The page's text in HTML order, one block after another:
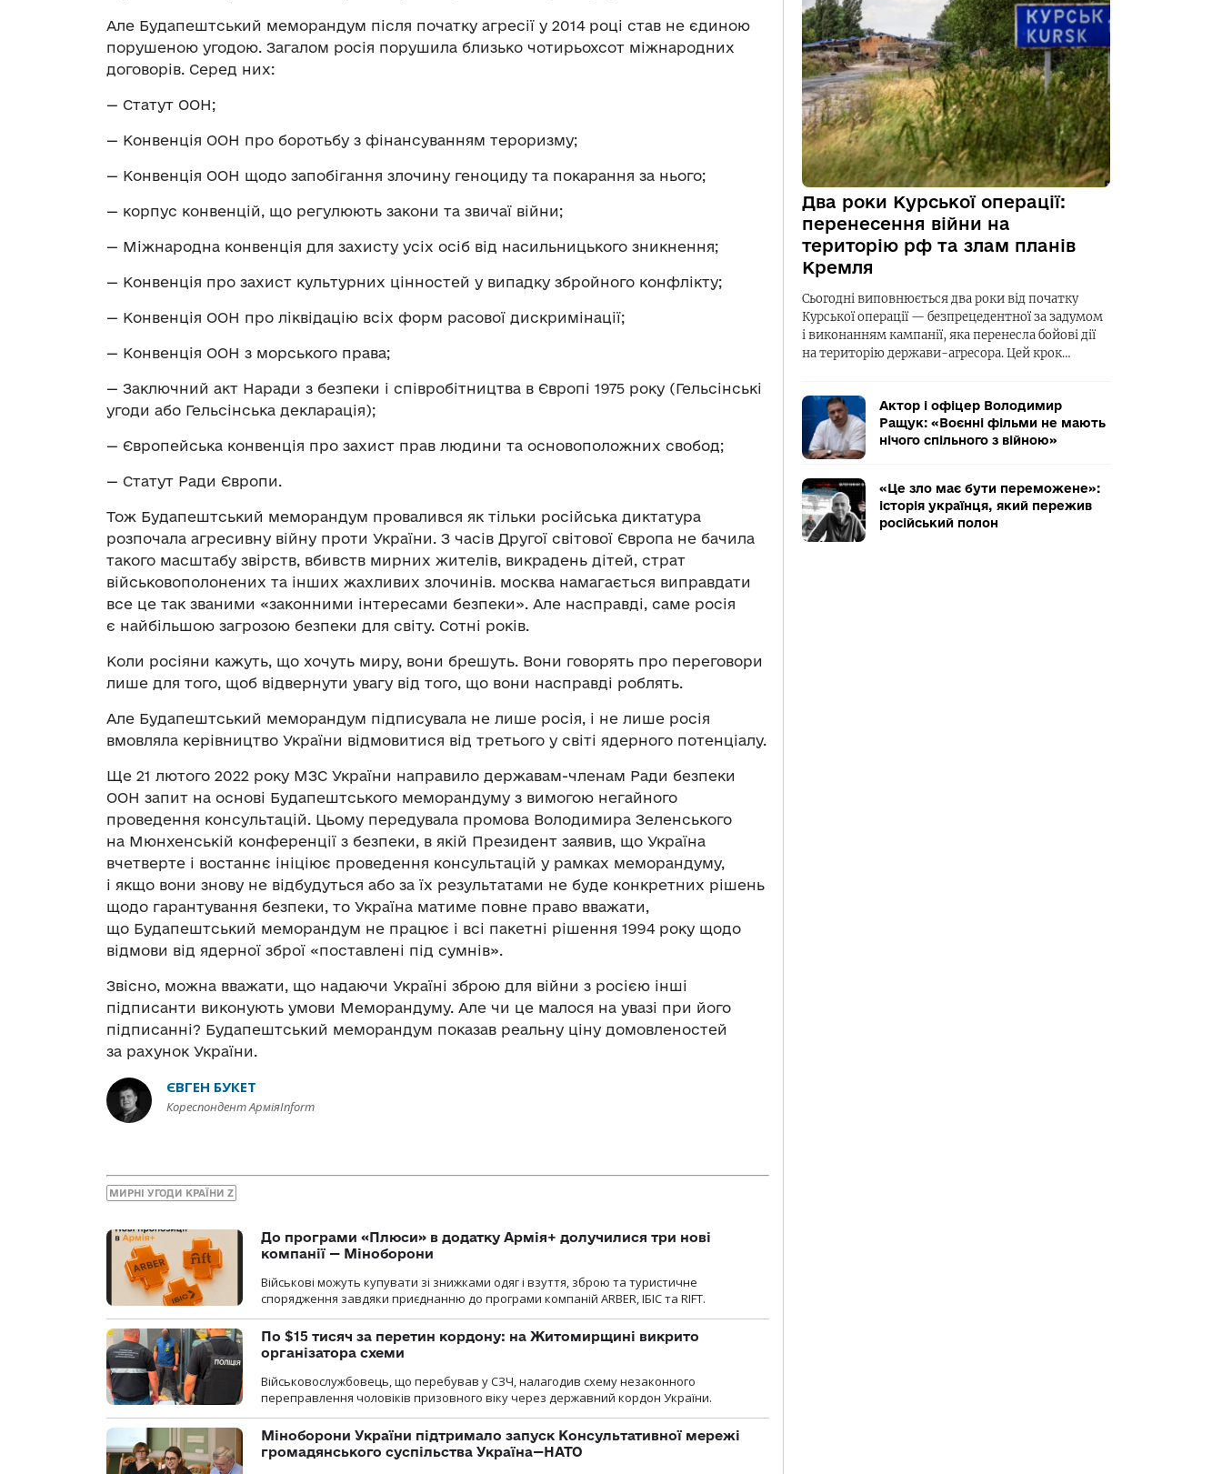
Але Будапештський меморандум після початку агресії у 2014 році став не єдиною
порушеною угодою. Загалом росія порушила близько чотирьохсот міжнародних
договорів. Серед них:
— Статут ООН;
— Конвенція ООН про боротьбу з фінансуванням тероризму;
— Конвенція ООН щодо запобігання злочину геноциду та покарання за нього;
— корпус конвенцій, що регулюють закони та звичаї війни;
— Міжнародна конвенція для захисту усіх осіб від насильницького зникнення;
— Конвенція про захист культурних цінностей у випадку збройного конфлікту;
— Конвенція ООН про ліквідацію всіх форм расової дискримінації;
— Конвенція ООН з морського права;
— Заключний акт Наради з безпеки і співробітництва в Європі 1975 року (Гельсінські
угоди або Гельсінська декларація);
— Європейська конвенція про захист прав людини та основоположних свобод;
— Статут Ради Європи.
Тож Будапештський меморандум провалився як тільки російська диктатура
розпочала агресивну війну проти України. З часів Другої світової Європа не бачила
такого масштабу звірств, вбивств мирних жителів, викрадень дітей, страт
військовополонених та інших жахливих злочинів. москва намагається виправдати
все це так званими «законними інтересами безпеки». Але насправді, саме росія
є найбільшою загрозою безпеки для світу. Сотні років.
Коли росіяни кажуть, що хочуть миру, вони брешуть. Вони говорять про переговори
лише для того, щоб відвернути увагу від того, що вони насправді роблять.
Але Будапештський меморандум підписувала не лише росія, і не лише росія
вмовляла керівництво України відмовитися від третього у світі ядерного потенціалу.
Ще 21 лютого 2022 року МЗС України направило державам-членам Ради безпеки
ООН запит на основі Будапештського меморандуму з вимогою негайного
проведення консультацій. Цьому передувала промова Володимира Зеленського
на Мюнхенській конференції з безпеки, в якій Президент заявив, що Україна
вчетверте і востаннє ініціює проведення консультацій у рамках меморандуму,
і якщо вони знову не відбудуться або за їх результатами не буде конкретних рішень
щодо гарантування безпеки, то Україна матиме повне право вважати,
що Будапештський меморандум не працює і всі пакетні рішення 1994 року щодо
відмови від ядерної зброї «поставлені під сумнів».
Звісно, можна вважати, що надаючи Україні зброю для війни з росією інші
підписанти виконують умови Меморандуму. Але чи це малося на увазі при його
підписанні? Будапештський меморандум показав реальну ціну домовленостей
за рахунок України.
ЄВГЕН БУКЕТ
Кореспондент АрміяInform
МИРНІ УГОДИ КРАЇНИ Z
До програми «Плюси» в додатку Армія+ долучилися три нові
компанії — Міноборони
Військові можуть купувати зі знижками одяг і взуття, зброю та туристичне
спорядження завдяки приєднанню до програми компаній ARBER, ІБІС та RIFT.
По $15 тисяч за перетин кордону: на Житомирщині викрито
організатора схеми
Військовослужбовець, що перебував у СЗЧ, налагодив схему незаконного
переправлення чоловіків призовного віку через державний кордон України.
Міноборони України підтримало запуск Консультативної мережі
громадянського суспільства Україна—НАТО
Два роки Курської операції:
перенесення війни на
територію рф та злам планів
Кремля
Сьогодні виповнюється два роки від початку
Курської операції — безпрецедентної за задумом
і виконанням кампанії, яка перенесла бойові дії
на територію держави-агресора. Цей крок…
Актор і офіцер Володимир
Ращук: «Воєнні фільми не мають
нічого спільного з війною»
«Це зло має бути переможене»:
історія українця, який пережив
російський полон